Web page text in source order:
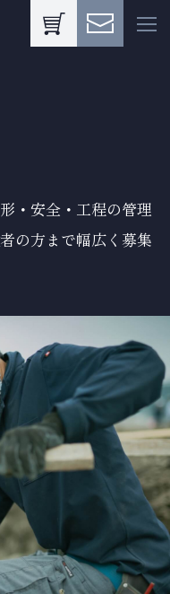
・安全・工程の管理
の方まで幅広く募集